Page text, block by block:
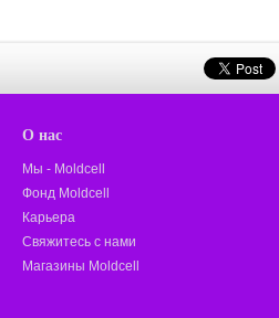
О нас
Мы - Moldcell
Фонд Moldcell
Карьера
Свяжитесь с нами
Магазины Moldcell